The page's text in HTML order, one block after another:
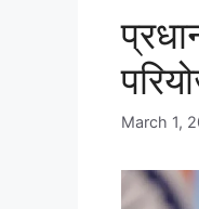
March 1,